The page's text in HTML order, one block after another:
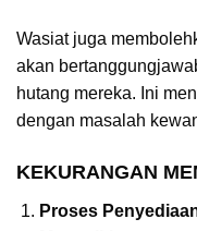
Wasiat juga
akan
hutang mereka. Ini
dengan masalah
KEKURANGAN
Proses